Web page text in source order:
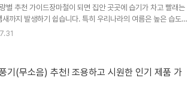
추천하는 제품입니다.특히 노트북, 스마..
별 추천 가이드장마철이 되면 집안 곳곳에 습기가 차고 빨래는
까지 발생하기 쉽습니다. 특히 우리나라의 여름은 높은 습도
가기 때문에 제습기는 이제 선택이 아닌 필수 가전으로 자리
분의 양(일일 제습량)으로 표시됩니다. 예를 들어10L = 하루
기(무소음) 추천! 조용하고 시원한 인기 제품 가